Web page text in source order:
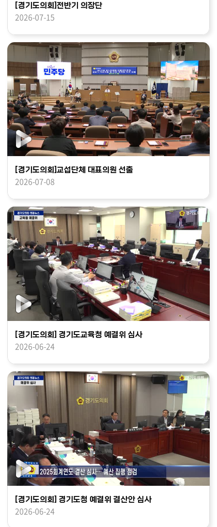
[경기도의회]전반기 의장단
2026-07-15
[경기도의회]교섭단체 대표의원 선출
2026-07-08
[경기도의회] 경기도교육청 예결위 심사
2026-06-24
[경기도의회] 경기도청 예결위 결산안 심사
2026-06-24